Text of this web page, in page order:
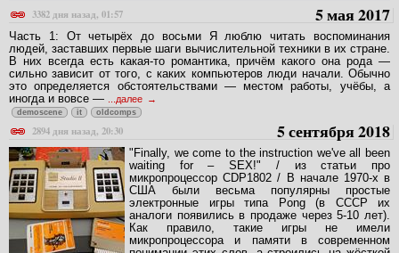
3382 дня назад, 01:57
5 мая 2017
Часть 1: От четырёх до восьми Я люблю читать воспоминания
людей, заставших первые шаги вычислительной техники в их стране.
В них всегда есть какая-то романтика, причём какого она рода —
сильно зависит от того, с каких компьютеров люди начали. Обычно
это определяется обстоятельствами — местом работы, учёбы, а
иногда и вовсе —
...далее
demoscene it oldcomps
2894 дня назад, 20:30 5 сентября 2018
"Finally, we come to the instruction we've all been
waiting for – SEX!" / из статьи про
микропроцессор CDP1802 / В начале 1970-х в
США были весьма популярны простые
электронные игры типа Pong (в СССР их
аналоги появились в продаже через 5-10 лет).
Как правило, такие игры не имели
микропроцессора и памяти в современном